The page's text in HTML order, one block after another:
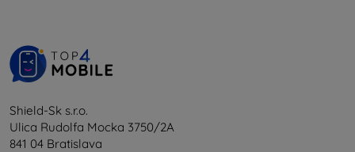
Shield-Sk s.r.o.
Ulica Rudolfa Mocka 3750/2A
841 04 Bratislava